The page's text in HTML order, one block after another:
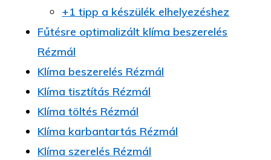
+1 tipp a készülék elhelyezéshez
Fűtésre optimalizált klíma beszerelés
Rézmál
Klíma beszerelés Rézmál
Klíma tisztítás Rézmál
Klíma töltés Rézmál
Klíma karbantartás Rézmál
Klíma szerelés Rézmál